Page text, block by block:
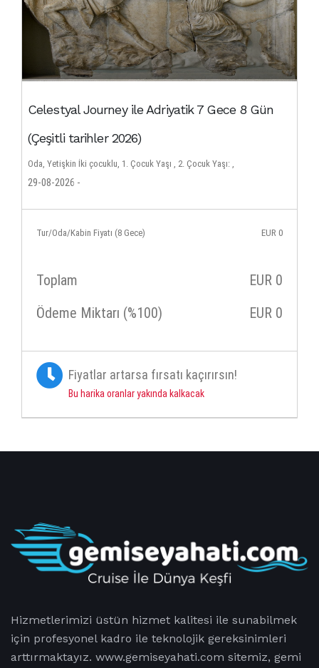
Celestyal Journey ile Adriyatik 7 Gece 8 Gün
(Çeşitli tarihler 2026)
Oda, Yetişkin İki çocuklu, 1. Çocuk Yaşı , 2. Çocuk Yaşı: ,
29-08-2026 -
Tur/Oda/Kabin Fiyatı (8 Gece) EUR 0
Toplam EUR 0
Ödeme Miktarı (%100)
EUR 0
Fiyatlar artarsa fırsatı kaçırırsın!
Bu harika oranlar yakında kalkacak
Hizmetlerimizi üstün hizmet kalitesi ile sunabilmek
için profesyonel kadro ile teknolojik gereksinimleri
arttırmaktayız. www.gemiseyahati.com sitemiz, gemi